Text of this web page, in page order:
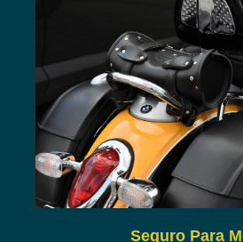
Seguro Para